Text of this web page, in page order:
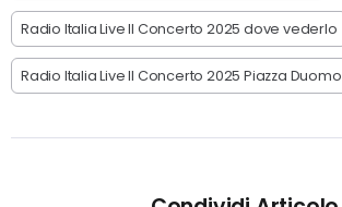
Radio Italia Live Il Concerto 2025 dove vederlo
Radio Italia Live Il Concerto 2025 Piazza Duomo